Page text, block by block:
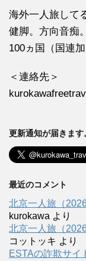
海外一人旅して
健脚。方向音痴
100ヵ国（国連
＜連絡先＞
更新通知が届きま
最近のコメント
北京一人旅（
kurokawa より
北京一人旅（
コットッキ より
ESTAの詐欺サイ